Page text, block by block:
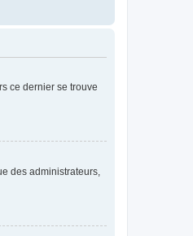
ce dernier se trouve
des administrateurs,